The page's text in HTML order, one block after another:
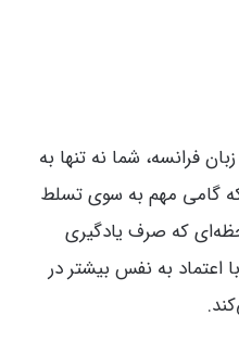
فرانسه، شما نه تنها به
گامی مهم به سوی تسلط
که صرف یادگیری
اعتماد به نفس بیشتر در